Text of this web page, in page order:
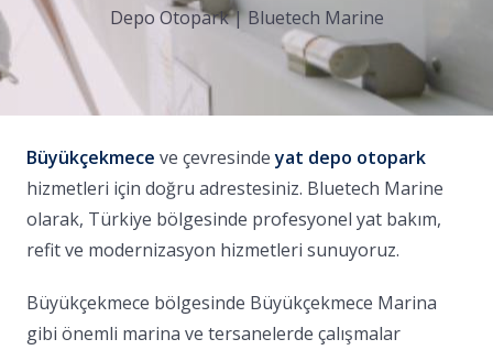
Depo Otopark | Bluetech Marine
Büyükçekmece ve çevresindeyat depo otopark
hizmetleri için doğru adrestesiniz. Bluetech Marine
olarak, Türkiye bölgesinde profesyonel yat bakım,
refit ve modernizasyon hizmetleri sunuyoruz.
Büyükçekmece bölgesinde Büyükçekmece Marina
gibi önemli marina ve tersanelerde çalışmalar